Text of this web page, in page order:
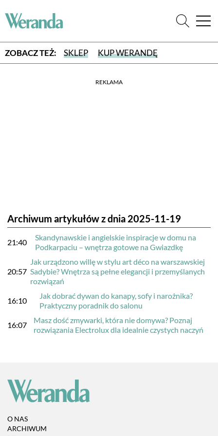
ZOBACZ TEŻ: SKLEP KUP WERANDĘ
REKLAMA
Archiwum artykułów z dnia 2025-11-19
21:40
Skandynawskie i angielskie inspiracje w domu na
Podkarpaciu – wnętrza gotowe na Gwiazdkę
20:57
Jak urządzono willę w stylu art déco na warszawskiej
Sadybie? Wnętrza są pełne elegancji i przemyślanych
rozwiązań
16:10
Jak dobrać dywan do kanapy, sofy i narożnika?
Praktyczny poradnik do salonu
16:07
Masz dość zmywarki, która nie domywa? Poznaj
rozwiązania Electrolux dla idealnie czystych naczyń
O NAS
ARCHIWUM